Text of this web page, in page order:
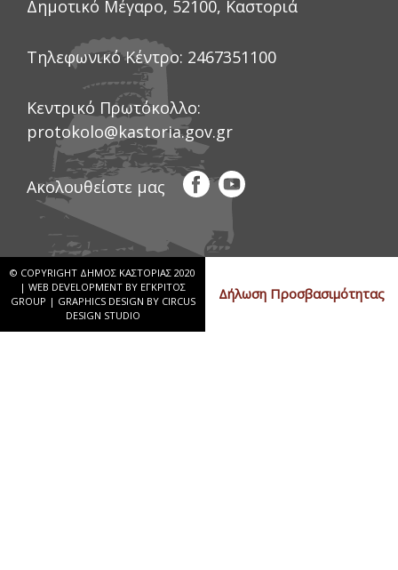
Δημοτικό Μέγαρο, 52100, Καστοριά
Τηλεφωνικό Κέντρο: 2467351100
Κεντρικό Πρωτόκολλο:
protokolo@kastoria.gov.gr
Ακολουθείστε μας
© COPYRIGHT ΔΗΜΟΣ ΚΑΣΤΟΡΙΑΣ 2020
| WEB DEVELOPMENT BY ΕΓΚΡΙΤΟΣ
GROUP | GRAPHICS DESIGN BY CIRCUS
DESIGN STUDIO
Δήλωση Προσβασιμότητας